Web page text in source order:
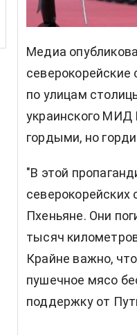
Медиа
по улицам
украинского МИД
гордыми, но
"В этой
Пхеньяне. Они
тысяч
Крайне важно,
пушечное мясо
поддержку от